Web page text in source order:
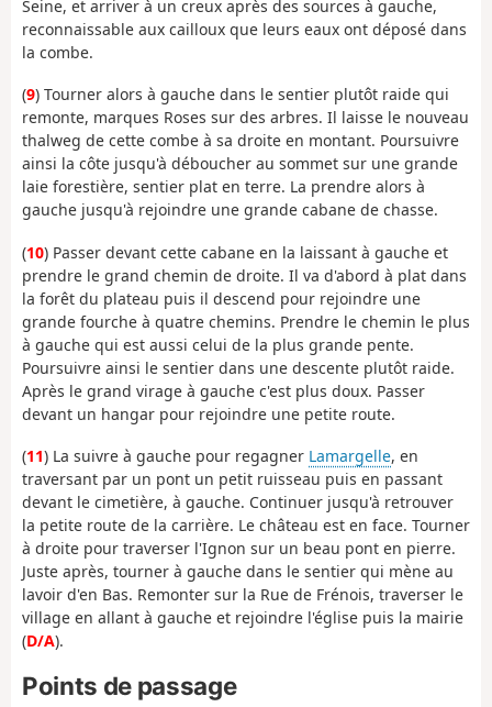
Seine, et arriver à un creux après des sources à gauche,
reconnaissable aux cailloux que leurs eaux ont déposé dans
la combe.
(9) Tourner alors à gauche dans le sentier plutôt raide qui
remonte, marques Roses sur des arbres. Il laisse le nouveau
thalweg de cette combe à sa droite en montant. Poursuivre
ainsi la côte jusqu'à déboucher au sommet sur une grande
laie forestière, sentier plat en terre. La prendre alors à
gauche jusqu'à rejoindre une grande cabane de chasse.
(10) Passer devant cette cabane en la laissant à gauche et
prendre le grand chemin de droite. Il va d'abord à plat dans
la forêt du plateau puis il descend pour rejoindre une
grande fourche à quatre chemins. Prendre le chemin le plus
à gauche qui est aussi celui de la plus grande pente.
Poursuivre ainsi le sentier dans une descente plutôt raide.
Après le grand virage à gauche c'est plus doux. Passer
devant un hangar pour rejoindre une petite route.
(11) La suivre à gauche pour regagner Lamargelle, en
traversant par un pont un petit ruisseau puis en passant
devant le cimetière, à gauche. Continuer jusqu'à retrouver
la petite route de la carrière. Le château est en face. Tourner
à droite pour traverser l'Ignon sur un beau pont en pierre.
Juste après, tourner à gauche dans le sentier qui mène au
lavoir d'en Bas. Remonter sur la Rue de Frénois, traverser le
village en allant à gauche et rejoindre l'église puis la mairie
(D/A).
Points de passage